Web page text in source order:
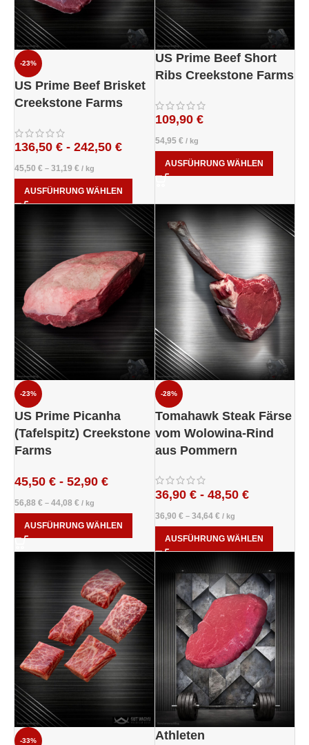
-23%
US Prime Beef Brisket
Creekstone Farms
136,50 € - 242,50 €
45,50 € – 31,19 € / kg
AUSFÜHRUNG WÄHLEN
US Prime Beef Short
Ribs Creekstone Farms
109,90 €
54,95 € / kg
AUSFÜHRUNG WÄHLEN
-23%
US Prime Picanha
(Tafelspitz) Creekstone
Farms
45,50 € - 52,90 €
56,88 € – 44,08 € / kg
AUSFÜHRUNG WÄHLEN
-28%
Tomahawk Steak Färse
vom Wolowina-Rind
aus Pommern
36,90 €- 48,50 €
36,90 € – 34,64 € / kg
AUSFÜHRUNG WÄHLEN
-33%
Athleten